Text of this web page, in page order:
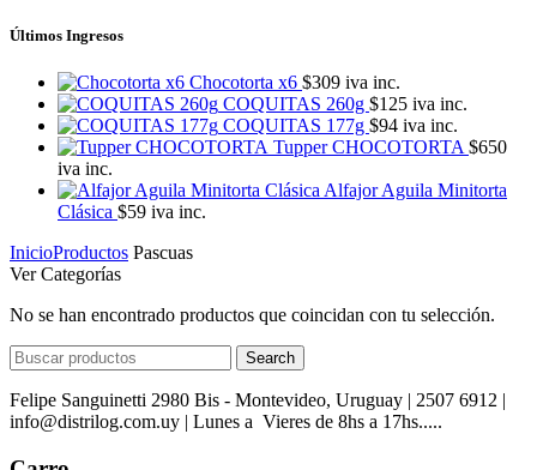
Últimos Ingresos
Chocotorta x6 $309 iva inc.
COQUITAS 260g $125 iva inc.
COQUITAS 177g $94 iva inc.
Tupper CHOCOTORTA $650
iva inc.
Alfajor Aguila Minitorta
Clásica $59 iva inc.
InicioProductos Pascuas
Ver Categorías
No se han encontrado productos que coincidan con tu selección.
Search
Felipe Sanguinetti 2980 Bis - Montevideo, Uruguay | 2507 6912 |
info@distrilog.com.uy | Lunes a Vieres de 8hs a 17hs.....